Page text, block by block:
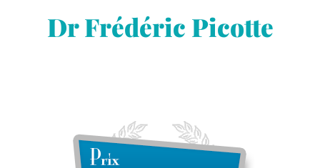
Dr Frédéric Picotte